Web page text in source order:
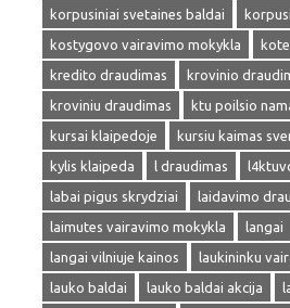
korpusiniai svetaines baldai
kostygovo vairavimo mokykla
kredito draudimas
krovinio
kroviniu draudimas
ktu poilsio
kursai klaipedoje
kursiu kaimas
kylis klaipeda
l draudimas
labai pigus skrydziai
laidavimo
laimutes vairavimo mokykla
langai
langai vilniuje kainos
laukininku
lauko baldai
lauko baldai akcija